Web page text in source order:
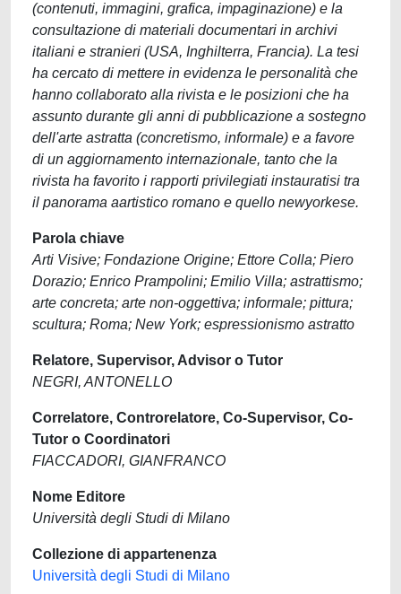
(contenuti, immagini, grafica, impaginazione) e la
consultazione di materiali documentari in archivi
italiani e stranieri (USA, Inghilterra, Francia). La tesi
ha cercato di mettere in evidenza le personalità che
hanno collaborato alla rivista e le posizioni che ha
assunto durante gli anni di pubblicazione a sostegno
dell'arte astratta (concretismo, informale) e a favore
di un aggiornamento internazionale, tanto che la
rivista ha favorito i rapporti privilegiati instauratisi tra
il panorama aartistico romano e quello newyorkese.
Parola chiave
Arti Visive; Fondazione Origine; Ettore Colla; Piero
Dorazio; Enrico Prampolini; Emilio Villa; astrattismo;
arte concreta; arte non-oggettiva; informale; pittura;
scultura; Roma; New York; espressionismo astratto
Relatore, Supervisor, Advisor o Tutor
NEGRI, ANTONELLO
Correlatore, Controrelatore, Co-Supervisor, Co-
Tutor o Coordinatori
FIACCADORI, GIANFRANCO
Nome Editore
Università degli Studi di Milano
Collezione di appartenenza
Università degli Studi di Milano